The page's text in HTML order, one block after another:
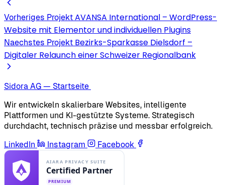
Vorheriges Projekt AVANSA International – WordPress-
Website mit Elementor und individuellen Plugins
Naechstes Projekt Bezirks-Sparkasse Dielsdorf –
Digitaler Relaunch einer Schweizer Regionalbank
Sidora AG — Startseite
Wir entwickeln skalierbare Websites, intelligente
Plattformen und KI-gestützte Systeme. Strategisch
durchdacht, technisch präzise und messbar erfolgreich.
LinkedIn
Instagram Facebook